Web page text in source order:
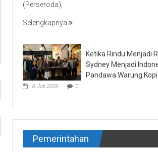
(Perseroda),
Selengkapnya
Ketika Rindu Menjadi
Sydney Menjadi
Pandawa Warung Kopi
6 Juli 2026 0
Pemerintahan